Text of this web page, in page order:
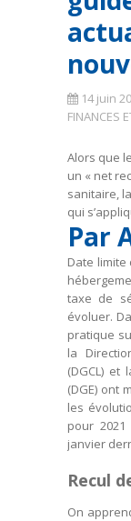
14 juin
FINANCES
Alors que
un « net
sanitaire,
qui
Par
Date
taxe de
évoluer.
pratique
la
(DGCL)
(DGE) ont
les
pour
janvier
Recul
On